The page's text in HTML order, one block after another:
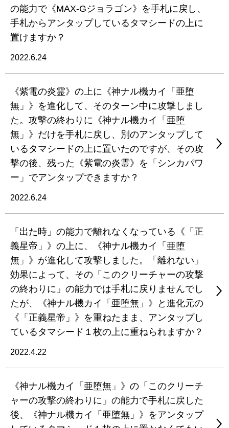
の能力で《MAX-Gジョラゴン》を手札に戻し、
手札からアンタップしているタマシードの上に
置けますか？
2022.6.24
《紫電の炎霊》の上に《神ナル機カイ「亜堕
無」》を進化して、そのターン中に攻撃しまし
た。攻撃の終わりに《神ナル機カイ「亜堕
無」》だけを手札に戻し、別のアンタップして
いるタマシードの上に置いたのですが、その攻
撃の後、残った《紫電の炎霊》を「シンカパワ
ー」でアンタップできますか？
2022.6.24
「出た時」の能力で離れなくなっている《「正
義星帝」》の上に、《神ナル機カイ「亜堕
無」》が進化して攻撃しました。「離れない」
効果によって、その「このクリーチャーの攻撃
の終わりに」の能力では手札に戻りませんでし
たが、《神ナル機カイ「亜堕無」》と進化元の
《「正義星帝」》を重ねたまま、アンタップし
ているタマシード１枚の上に重ねられますか？
2022.4.22
《神ナル機カイ「亜堕無」》の「このクリーチ
ャーの攻撃の終わりに」の能力で手札に戻した
後、《神ナル機カイ「亜堕無」》をアンタップ